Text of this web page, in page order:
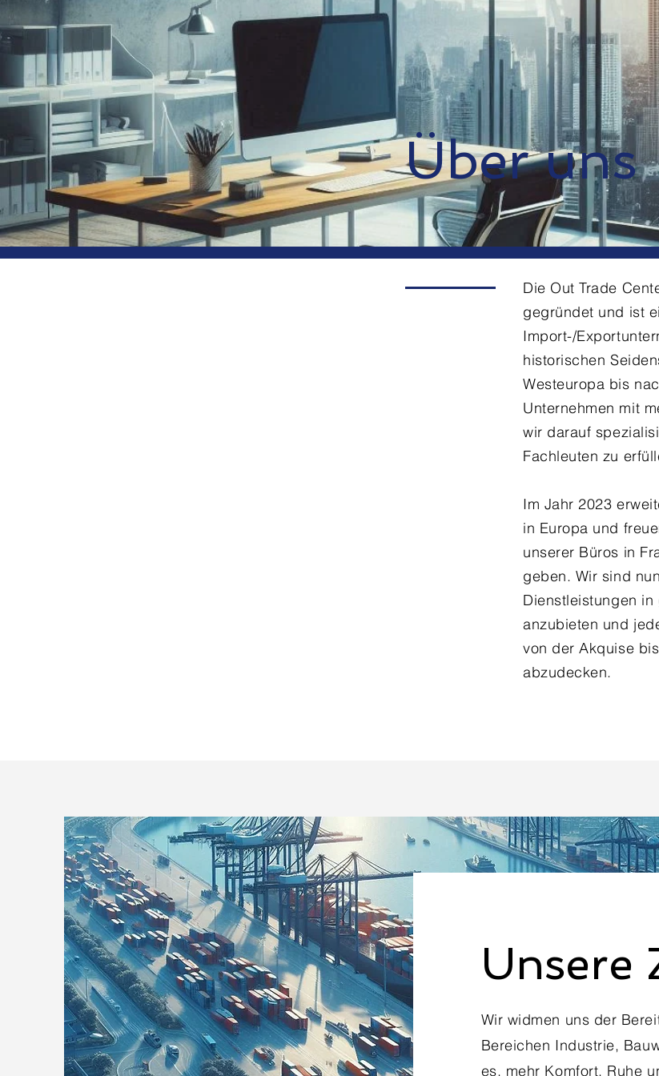
Über uns
Die Out Trade
gegründet und ist
Import-/
historischen
Westeuropa bis
Unternehmen mit
wir darauf
Fachleuten zu
Im Jahr 2023
in Europa und
unserer Büros in
geben. Wir sind
Dienstleistungen
anzubieten und
von der Akquise
abzudecken.
Unsere
Wir widmen uns der
Bereichen Industrie,
es, mehr Komfort, Ruhe